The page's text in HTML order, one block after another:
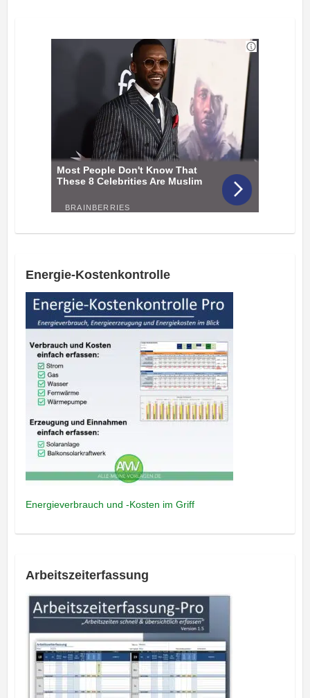
Energie-Kostenkontrolle
Energieverbrauch und -Kosten im Griff
Arbeitszeiterfassung